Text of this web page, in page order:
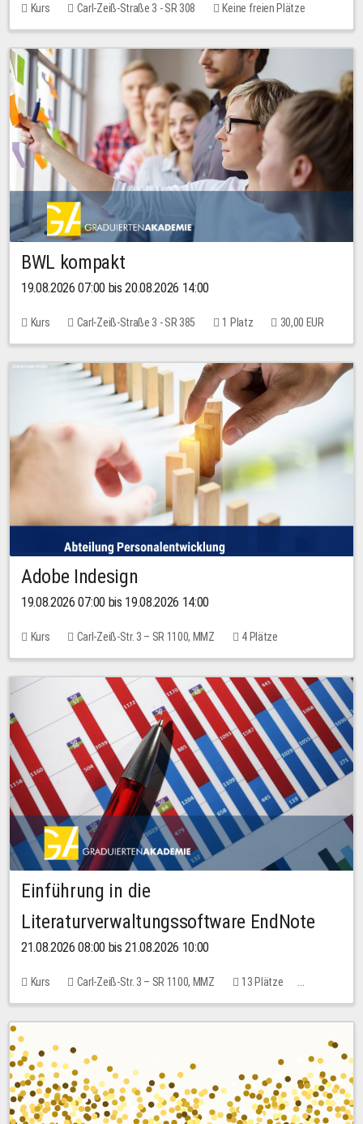
Kurs Carl-Zeiß-Straße 3 - SR 308 Keine freien Plätze
BWL kompakt
19.08.2026 07:00 bis 20.08.2026 14:00
Kurs Carl-Zeiß-Straße 3 - SR 385 1 Platz 30,00 EUR
Adobe Indesign
19.08.2026 07:00 bis 19.08.2026 14:00
Kurs Carl-Zeiß-Str. 3 – SR 1100, MMZ 4 Plätze
Einführung in die
Literaturverwaltungssoftware EndNote
21.08.2026 08:00 bis 21.08.2026 10:00
Kurs Carl-Zeiß-Str. 3 – SR 1100, MMZ
13 Plätze
10,00 EUR